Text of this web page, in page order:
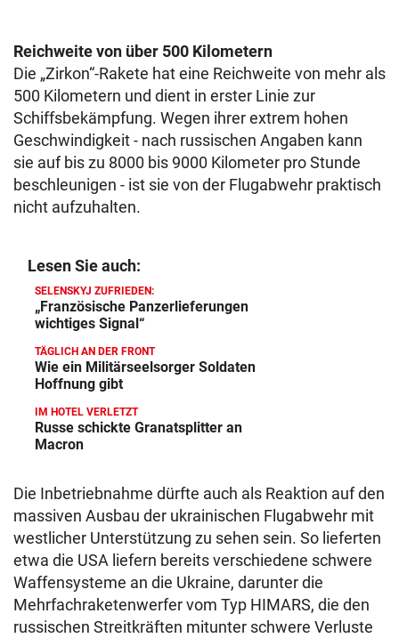
Reichweite von über 500 Kilometern
Die „Zirkon“-Rakete hat eine Reichweite von mehr als
500 Kilometern und dient in erster Linie zur
Schiffsbekämpfung. Wegen ihrer extrem hohen
Geschwindigkeit - nach russischen Angaben kann
sie auf bis zu 8000 bis 9000 Kilometer pro Stunde
beschleunigen - ist sie von der Flugabwehr praktisch
nicht aufzuhalten.
Lesen Sie auch:
SELENSKYJ ZUFRIEDEN:
„Französische Panzerlieferungen
wichtiges Signal“
TÄGLICH AN DER FRONT
Wie ein Militärseelsorger Soldaten
Hoffnung gibt
IM HOTEL VERLETZT
Russe schickte Granatsplitter an
Macron
Die Inbetriebnahme dürfte auch als Reaktion auf den
massiven Ausbau der ukrainischen Flugabwehr mit
westlicher Unterstützung zu sehen sein. So lieferten
etwa die USA liefern bereits verschiedene schwere
Waffensysteme an die Ukraine, darunter die
Mehrfachraketenwerfer vom Typ HIMARS, die den
russischen Streitkräften mitunter schwere Verluste